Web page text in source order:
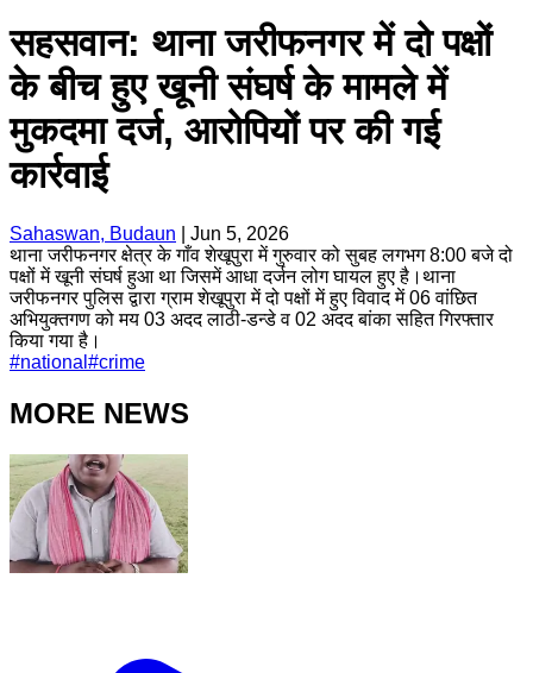
सहसवान: थाना जरीफनगर में दो पक्षों
के बीच हुए खूनी संघर्ष के मामले में
मुकदमा दर्ज, आरोपियों पर की गई
कार्रवाई
Sahaswan, Budaun
Jun 5, 2026
थाना जरीफनगर क्षेत्र के गाँव शेखूपुरा में गुरुवार को सुबह लगभग 8:00 बजे दो
पक्षों में खूनी संघर्ष हुआ था जिसमें आधा दर्जन लोग घायल हुए है।थाना
जरीफनगर पुलिस द्वारा ग्राम शेखूपुरा में दो पक्षों में हुए विवाद में 06 वांछित
अभियुक्तगण को मय 03 अदद लाठी-डन्डे व 02 अदद बांका सहित गिरफ्तार
किया गया है।
#national #crime
MORE NEWS